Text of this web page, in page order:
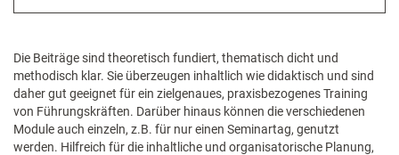
Die Beiträge sind theoretisch fundiert, thematisch dicht und
methodisch klar. Sie überzeugen inhaltlich wie didaktisch und sind
daher gut geeignet für ein zielgenaues, praxisbezogenes Training
von Führungskräften. Darüber hinaus können die verschiedenen
Module auch einzeln, z.B. für nur einen Seminartag, genutzt
werden. Hilfreich für die inhaltliche und organisatorische Planung,